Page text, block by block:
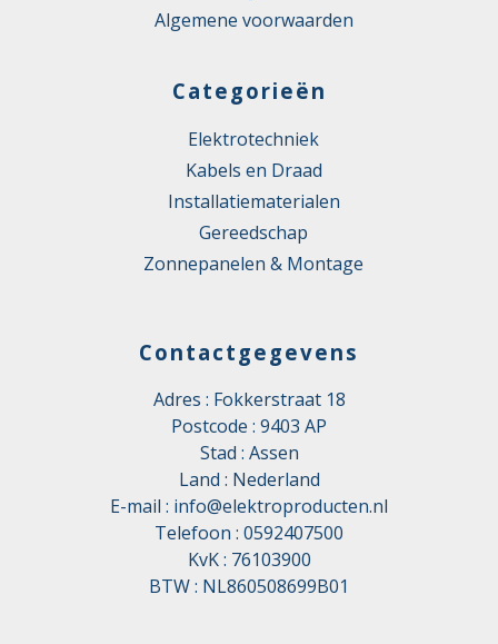
Algemene voorwaarden
Categorieën
Elektrotechniek
Kabels en Draad
Installatiematerialen
Gereedschap
Zonnepanelen & Montage
Contactgegevens
Adres : Fokkerstraat 18
Postcode : 9403 AP
Stad : Assen
Land : Nederland
E-mail : info@elektroproducten.nl
Telefoon : 0592407500
KvK : 76103900
BTW : NL860508699B01